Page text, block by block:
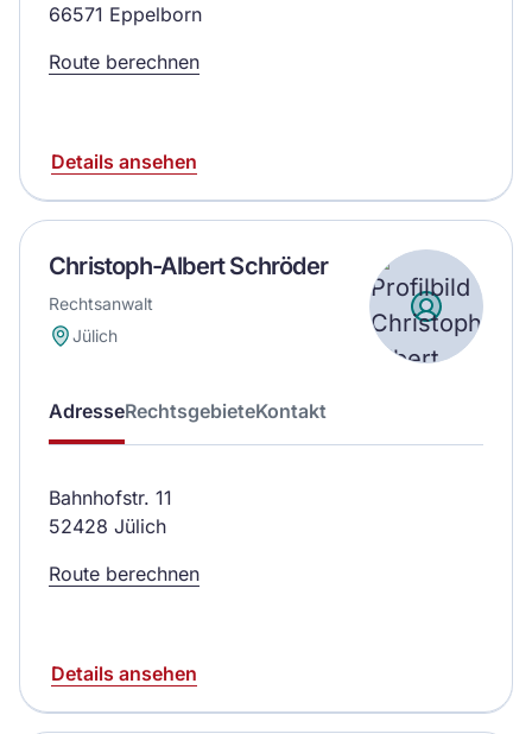
66571 Eppelborn
Route berechnen
Details ansehen
Christoph-Albert Schröder
Rechtsanwalt
Jülich
AdresseRechtsgebieteKontakt
Bahnhofstr. 11
52428 Jülich
Route berechnen
Details ansehen